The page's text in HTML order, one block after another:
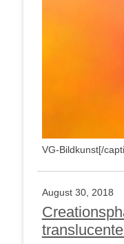
VG-Bildkunst[/
August 30, 2018